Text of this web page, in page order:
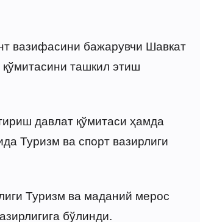
вазифасини бажарувчи Шавкат
ташкил этиш
давлат қўмитаси ҳамда
Туризм ва спорт вазирлиги
Туризм ва маданий мерос
бўлинди.